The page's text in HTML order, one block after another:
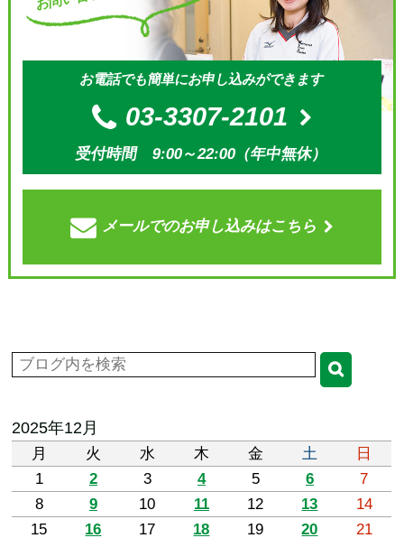
お電話でも簡単にお申し込みができます
03-3307-2101
受付時間 9:00～22:00（年中無休）
メールでのお申し込みはこちら
2025年12月
月 火 水 木 金 土
日
1
2 3 4 5 6
7
8
9 10 11 12 13
14
15
16 17 18 19 20
21